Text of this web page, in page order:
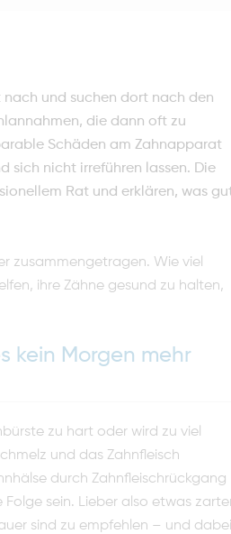
und suchen dort nach den
die dann oft zu
Schäden am Zahnapparat
sich nicht irreführen lassen. Die
Rat und erklären, was
zusammengetragen. Wie viel
ihre Zähne gesund zu halten,
kein Morgen mehr
zu hart oder wird zu viel
und das Zahnfleisch
durch Zahnfleischrückgang
sein. Lieber also etwas
sind zu empfehlen – und dabei